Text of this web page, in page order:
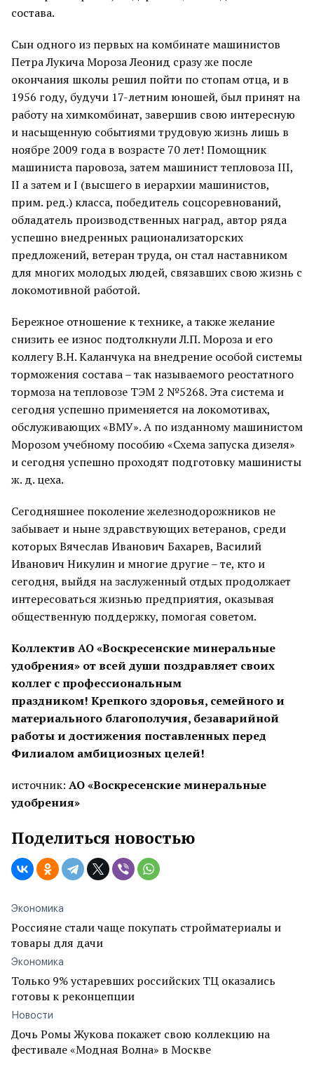
состава.
Сын одного из первых на комбинате машинистов
Петра Лукича Мороза Леонид сразу же после
окончания школы решил пойти по стопам отца, и в
1956 году, будучи 17-летним юношей, был принят на
работу на химкомбинат, завершив свою интересную
и насыщенную событиями трудовую жизнь лишь в
ноябре 2009 года в возрасте 70 лет! Помощник
машиниста паровоза, затем машинист тепловоза III,
II а затем и I (высшего в иерархии машинистов,
прим. ред.) класса, победитель соцсоревнований,
обладатель производственных наград, автор ряда
успешно внедренных рационализаторских
предложений, ветеран труда, он стал наставником
для многих молодых людей, связавших свою жизнь с
локомотивной работой.
Бережное отношение к технике, а также желание
снизить ее износ подтолкнули Л.П. Мороза и его
коллегу В.Н. Каланчука на внедрение особой системы
торможения состава – так называемого реостатного
тормоза на тепловозе ТЭМ 2 №5268. Эта система и
сегодня успешно применяется на локомотивах,
обслуживающих «ВМУ». А по изданному машинистом
Морозом учебному пособию «Схема запуска дизеля»
и сегодня успешно проходят подготовку машинисты
ж. д. цеха.
Сегодняшнее поколение железнодорожников не
забывает и ныне здравствующих ветеранов, среди
которых Вячеслав Иванович Бахарев, Василий
Иванович Никулин и многие другие – те, кто и
сегодня, выйдя на заслуженный отдых продолжает
интересоваться жизнью предприятия, оказывая
общественную поддержку, помогая советом.
Коллектив АО «Воскресенские минеральные
удобрения» от всей души поздравляет своих
коллег с профессиональным
праздником! Крепкого здоровья, семейного и
материального благополучия, безаварийной
работы и достижения поставленных перед
Филиалом амбициозных целей!
источник: АО «Воскресенские минеральные
удобрения»
Поделиться новостью
Экономика
Россияне стали чаще покупать стройматериалы и
товары для дачи
Экономика
Только 9% устаревших российских ТЦ оказались
готовы к реконцепции
Новости
Дочь Ромы Жукова покажет свою коллекцию на
фестивале «Модная Волна» в Москве